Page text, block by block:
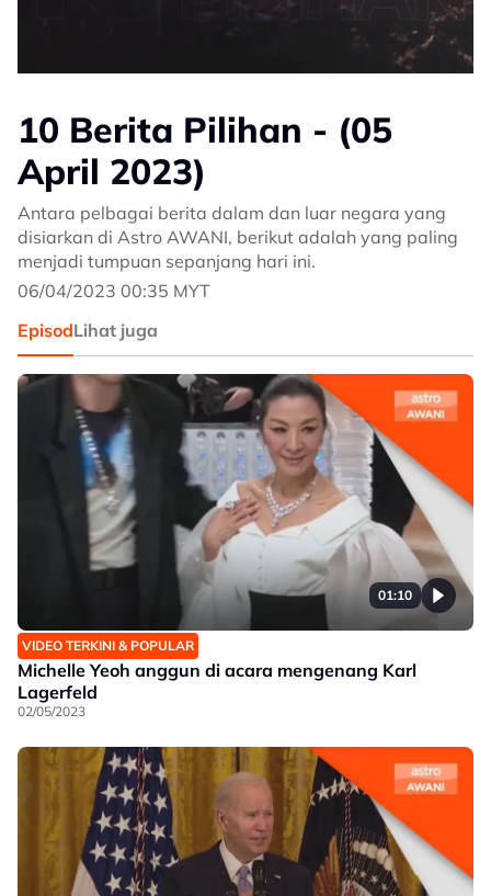
10 Berita Pilihan - (05
April 2023)
Antara pelbagai berita dalam dan luar negara yang
disiarkan di Astro AWANI, berikut adalah yang paling
menjadi tumpuan sepanjang hari ini.
06/04/2023 00:35 MYT
EpisodLihat juga
01:10
VIDEO TERKINI & POPULAR
Michelle Yeoh anggun di acara mengenang Karl
Lagerfeld
02/05/2023